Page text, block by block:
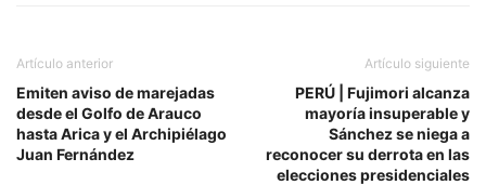
Artículo anterior
Emiten aviso de marejadas
desde el Golfo de Arauco
hasta Arica y el Archipiélago
Juan Fernández
Artículo siguiente
PERÚ | Fujimori alcanza
mayoría insuperable y
Sánchez se niega a
reconocer su derrota en las
elecciones presidenciales